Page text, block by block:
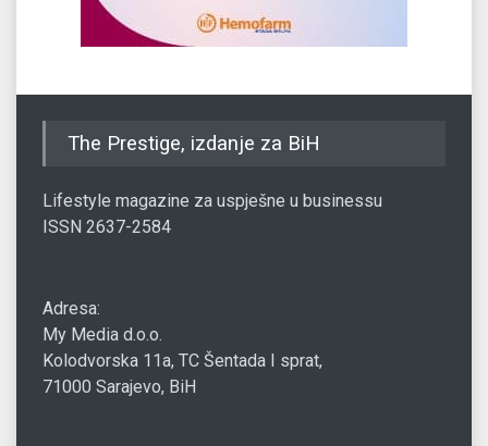
The Prestige, izdanje za BiH
Lifestyle magazine za uspješne u businessu
ISSN 2637-2584
Adresa:
My Media d.o.o.
Kolodvorska 11a, TC Šentada I sprat,
71000 Sarajevo, BiH